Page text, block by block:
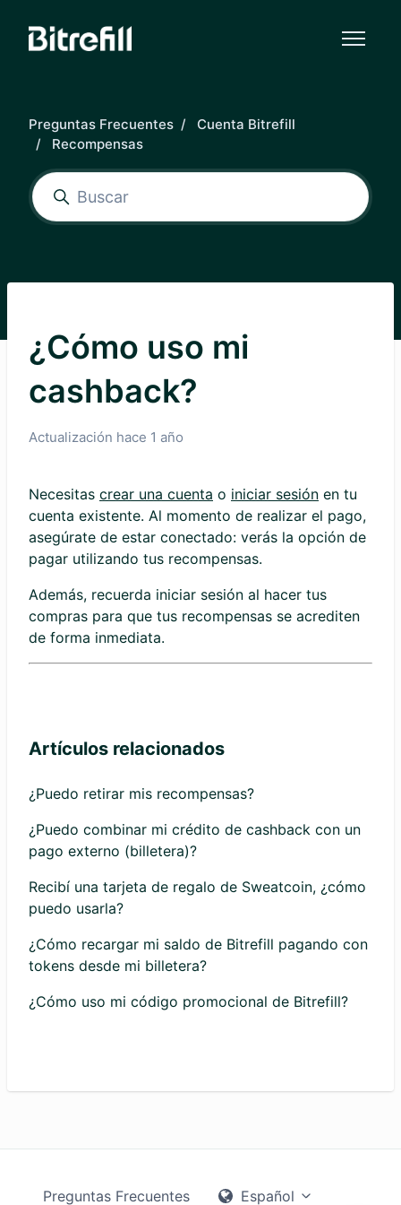
Preguntas Frecuentes
Cuenta Bitrefill
Recompensas
¿Cómo uso mi
cashback?
Actualización hace 1 año
Necesitas crear una cuenta o iniciar sesión en tu
cuenta existente. Al momento de realizar el pago,
asegúrate de estar conectado: verás la opción de
pagar utilizando tus recompensas.
Además, recuerda iniciar sesión al hacer tus
compras para que tus recompensas se acrediten
de forma inmediata.
Artículos relacionados
¿Puedo retirar mis recompensas?
¿Puedo combinar mi crédito de cashback con un
pago externo (billetera)?
Recibí una tarjeta de regalo de Sweatcoin, ¿cómo
puedo usarla?
¿Cómo recargar mi saldo de Bitrefill pagando con
tokens desde mi billetera?
¿Cómo uso mi código promocional de Bitrefill?
Preguntas Frecuentes Español